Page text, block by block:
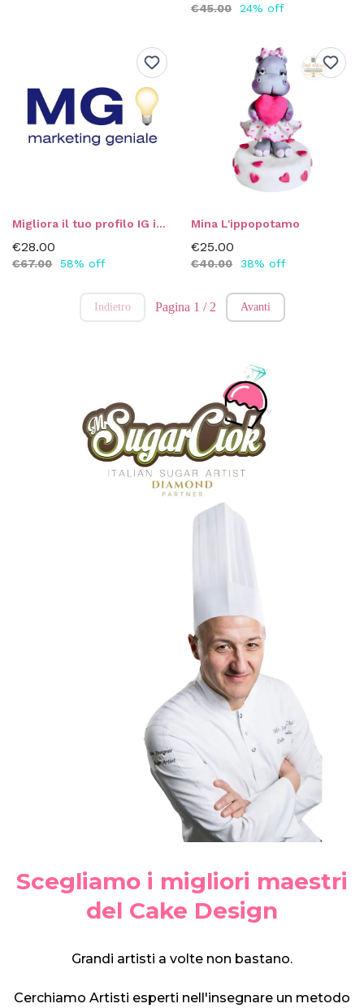
€45.00 24% off
Migliora il tuo profilo IG in 30 min. - per Cake Designer
€28.00
€67.00 58% off
Mina L'ippopotamo
€25.00
€40.00 38% off
Indietro Pagina 1 / 2 Avanti
Scegliamo i migliori maestri
del Cake Design
Grandi artisti a volte non bastano.
Cerchiamo Artisti esperti nell'insegnare un metodo